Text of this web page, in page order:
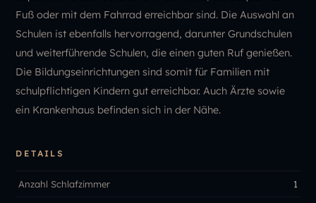
Fuß oder mit dem Fahrrad erreichbar sind. Die Auswahl an
Schulen ist ebenfalls hervorragend, darunter Grundschulen
und weiterführende Schulen, die einen guten Ruf genießen.
Die Bildungseinrichtungen sind somit für Familien mit
schulpflichtigen Kindern gut erreichbar. Auch Ärzte sowie
ein Krankenhaus befinden sich in der Nähe.
DETAILS
Anzahl Schlafzimmer 1